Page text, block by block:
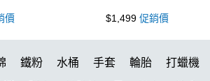
價 $1,499促銷價
鐵粉 水桶 手套 輪胎 打蠟機